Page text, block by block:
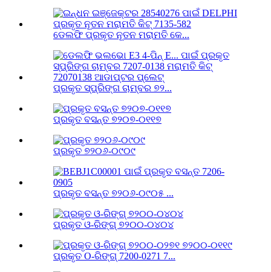
ଡେଲଫି ପ୍ରକୃତ ନୂତନ ମରାମତି କେ...
ପ୍ରକୃତ ସ୍ପ୍ରିଙ୍ଗ ଚାମ୍ବର ୭୨...
ପ୍ରକୃତ ବସନ୍ତ ୭୨୦୭-୦୧୧୭
ପ୍ରକୃତ ୭୨୦୬-୦୯୦୯
ପ୍ରକୃତ ବସନ୍ତ ୭୨୦୬-୦୯୦୫ ...
ପ୍ରକୃତ ଓ-ରିଙ୍ଗ୍ ୭୨୦୦-୦୪୦୪
ପ୍ରକୃତ O-ରିଙ୍ଗ୍ 7200-0271 7...